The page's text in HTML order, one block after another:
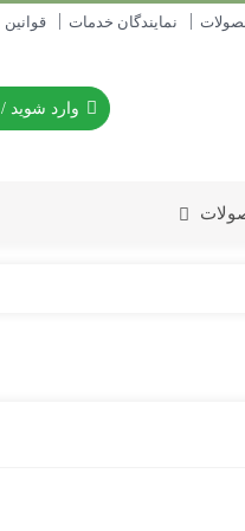
نمایندگان خدمات قوانین
وارد شوید /